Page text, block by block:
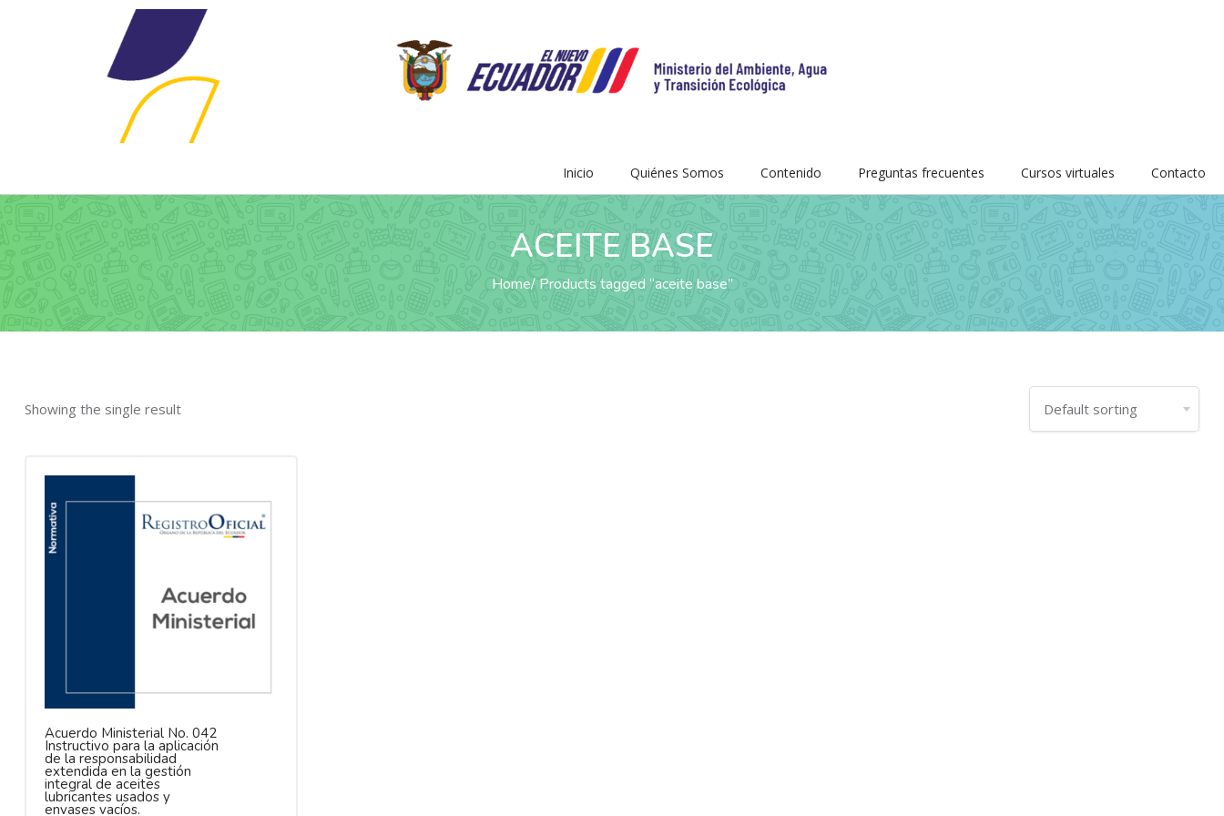
Inicio Quiénes Somos Contenido Preguntas frecuentes Cursos virtuales Contacto
ACEITE BASE
Home Products tagged “aceite base”
Showing the single result
Acuerdo Ministerial No. 042
Instructivo para la aplicación
de la responsabilidad
extendida en la gestión
integral de aceites
lubricantes usados y
envases vacíos.